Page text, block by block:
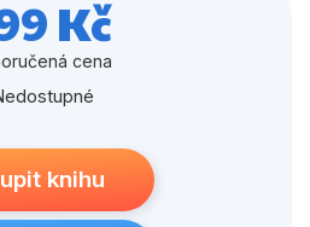
může mít nedozírné následky,
pláni se bude
Kč
cena
knihu